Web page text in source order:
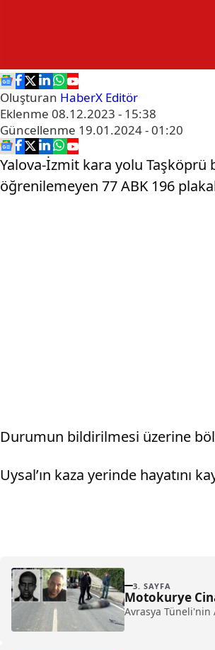
Oluşturan HaberX Editör
Eklenme 08.12.2023 - 15:38
Güncellenme 19.01.2024 - 01:20
Yalova-İzmit kara yolu Taşköprü
öğrenilemeyen 77 ABK 196
Durumun bildirilmesi üzerine
Uysal’ın kaza yerinde hayatını
3. SAYFA
Motokurye
Avrasya Tüneli'nin